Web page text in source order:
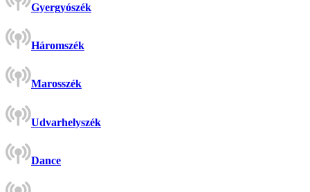
Gyergyószék
Háromszék
Marosszék
Udvarhelyszék
Dance